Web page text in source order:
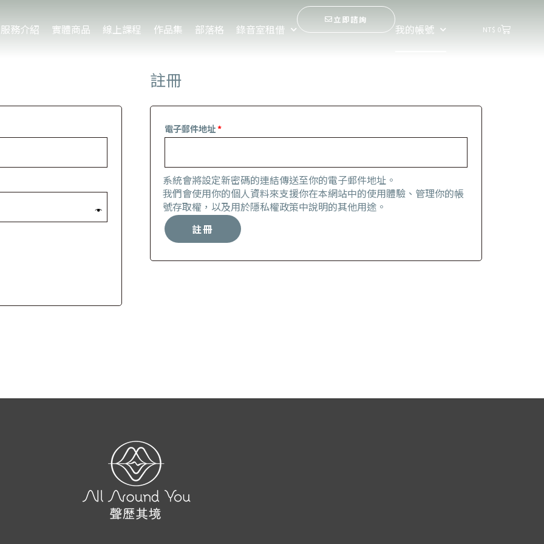
服務介紹 實體商品 線上課程 作品集 部落格 錄音室租借
立即諮詢
我的帳號 NT$ 0購
物
註冊
電子郵件地址*
系統會將設定新密碼的連結傳送至你的電子郵件地址。
我們會使用你的個人資料來支援你在本網站中的使用體驗、管理你的帳
號存取權，以及用於隱私權政策中說明的其他用途。
註冊